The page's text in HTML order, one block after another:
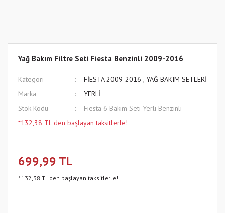
Yağ Bakım Filtre Seti Fiesta Benzinli 2009-2016
Kategori FİESTA 2009-2016 , YAĞ BAKIM SETLERİ
Marka
YERLİ
Stok Kodu
Fiesta 6 Bakım Seti Yerli Benzinli
*132,38 TL den başlayan taksitlerle!
699,99 TL
* 132,38 TL den başlayan taksitlerle!